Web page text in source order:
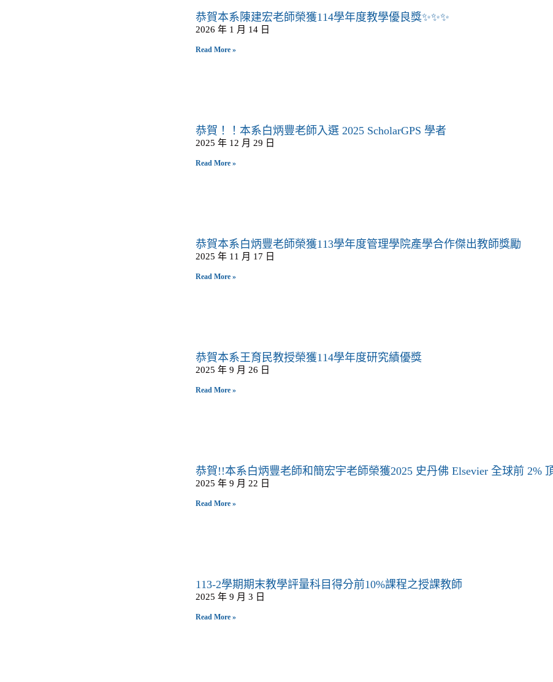
恭賀本系陳建宏老師榮獲114學年度教學優良獎✨✨✨
2026 年 1 月 14 日
Read More »
恭賀！！本系白炳豐老師入選 2025 ScholarGPS 學者
2025 年 12 月 29 日
Read More »
恭賀本系白炳豐老師榮獲113學年度管理學院產學合作傑出教師獎勵
2025 年 11 月 17 日
Read More »
恭賀本系王育民教授榮獲114學年度研究績優獎
2025 年 9 月 26 日
Read More »
恭賀!!本系白炳豐老師和簡宏宇老師榮獲2025 史丹佛 Elsevier 全球前 2%
2025 年 9 月 22 日
Read More »
113-2學期期末教學評量科目得分前10%課程之授課教師
2025 年 9 月 3 日
Read More »